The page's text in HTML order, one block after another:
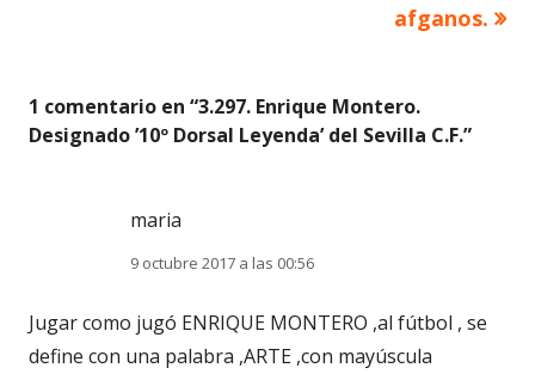
afganos.
1 comentario en “3.297. Enrique Montero.
Designado ’10º Dorsal Leyenda’ del Sevilla C.F.”
maria
9 octubre 2017 a las 00:56
Jugar como jugó ENRIQUE MONTERO ,al fútbol , se
define con una palabra ,ARTE ,con mayúscula